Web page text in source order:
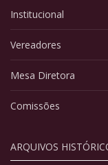
Institucional
Vereadores
Mesa Diretora
Comissões
ARQUIVOS